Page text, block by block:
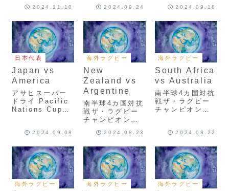
Fiji
2024.11.10
Fiji
2024.09.24
Samoa2024.09.18
日本代表
Japan vs
America
アサヒスーパー
ドライ Pacific
Nations Cup
ScrumReview
2024.09.08
海外ラグビー
New
Zealand vs
Argentine
南半球4カ国対抗
戦ザ・ラグビー
チャンピオンシ
Zealand vs
ScrumReview
2024.08.23
海外ラグビー
South Africa
vs Australia
南半球4カ国対抗
戦ザ・ラグビー
チャンピオンシ
vs Australia
2024.08.22
海外ラグビー 海外ラグビー 海外ラグビー